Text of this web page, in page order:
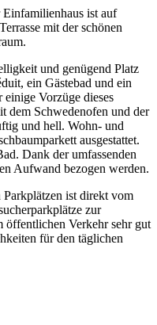
ist auf
mit der schönen
und genügend Platz
ein Gästebad und ein
einige Vorzüge dieses
dem Schwedenofen und der
und hell. Wohn- und
ausgestattet.
Dank der umfassenden
Aufwand bezogen werden.
ist direkt vom
zur
öffentlichen Verkehr sehr gut
für den täglichen